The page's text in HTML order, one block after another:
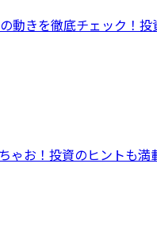
動きを徹底チェック！
ゃお！投資のヒントも満